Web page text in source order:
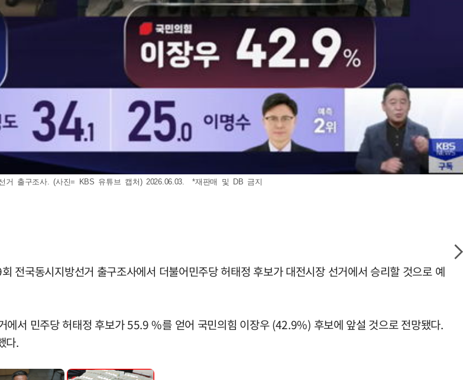
거 출구조사. (사진= KBS 유튜브 캡처) 2026.06.03. *재판매 및 DB 금지
전국동시지방선거 출구조사에서 더불어민주당 허태정 후보가 대전시장 선거에서 승리할 것으로 예
서 민주당 허태정 후보가 55.9 %를 얻어 국민의힘 이장우 (42.9%) 후보에 앞설 것으로 전망됐다.
다.